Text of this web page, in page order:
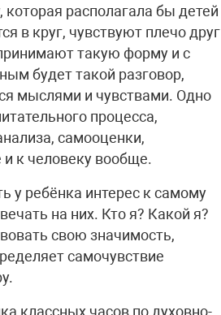
располагала бы детей
в круг, чувствуют плечо друг
такую форму и с
будет такой разговор,
мыслями и чувствами. Одно
процесса,
самооценки,
к человеку вообще.
у ребёнка интерес к самому
на них. Кто я? Какой я?
свою значимость,
самочувствие
классных часов по духовно-